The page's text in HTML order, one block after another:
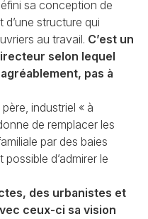
sa conception de
d’une structure qui
au travail. C’est un
selon lequel
pas à
industriel « à
de remplacer les
par des baies
possible d’admirer le
des urbanistes et
ceux-ci sa vision